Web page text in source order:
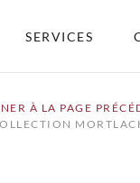
SERVICES
À LA PAGE